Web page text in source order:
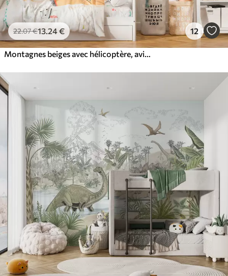
22.07€13 .24€ 12